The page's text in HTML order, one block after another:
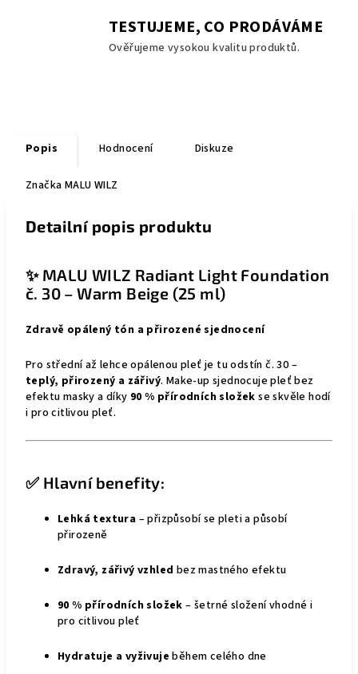
TESTUJEME, CO PRODÁVÁME
Ověřujeme vysokou kvalitu produktů.
Popis Hodnocení Diskuze
Značka MALU WILZ
Detailní popis produktu
✨ MALU WILZ Radiant Light Foundation
č. 30 – Warm Beige (25 ml)
Zdravě opálený tón a přirozené sjednocení
Pro střední až lehce opálenou pleť je tu odstín č. 30 –
teplý, přirozený a zářivý. Make-up sjednocuje pleť bez
efektu masky a díky 90 % přírodních složek se skvěle hodí
i pro citlivou pleť.
✅ Hlavní benefity:
Lehká textura – přizpůsobí se pleti a působí
přirozeně
Zdravý, zářivý vzhled bez mastného efektu
90 % přírodních složek – šetrné složení vhodné i
pro citlivou pleť
Hydratuje a vyživuje během celého dne